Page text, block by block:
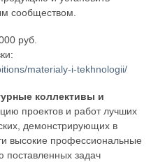
сообществом.
руб.
materialy-i-tekhnologii/
коллективы и
проектов и работ лучших
демонстрирующих в
высокие профессиональные
поставленных задач